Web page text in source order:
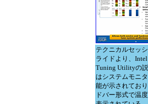
テクニカルセッ
ライドより、Intel
Tuning Utilityの
はシステムモニ
能が示されてお
ドバー形式で温